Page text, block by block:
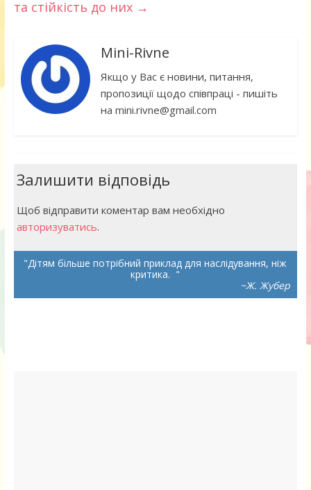
та стійкість до них →
Mini-Rivne
Якщо у Вас є новини, питання,
пропозиції щодо співпраці - пишіть
на mini.rivne@gmail.com
Залишити відповідь
Щоб відправити коментар вам необхідно
авторизуватись.
Дітям більше потрібний приклад для наслідування, ніж
критика.
~Ж. Жубер